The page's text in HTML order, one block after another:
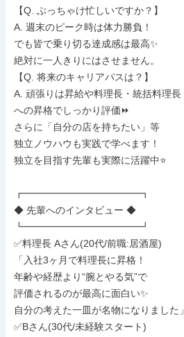
【Q. ぶっちゃけ忙しいですか？】
A. 週末のピーク時は体力勝負！
でも皆で乗り切る達成感は最高✨
絶対に一人きりにはさせません。
【Q. 将来のキャリアパスは？】
A. 頑張りは昇給や料理長・統括料理長
への昇格でしっかり評価⏩
さらに「自分の店を持ちたい」等
独立ノウハウも実践で学べます！
独立を目指す先輩も実際に活躍中⭐
┏━━━━━━━━━━━━┓
◆ 先輩へのインタビュー ◆
┗━━━━━━━━━━━━┛
✅料理長 Aさん(20代/前職:居酒屋)
「入社3ヶ月で料理長に昇格！
年齢や経歴より“腕とやる気”で
評価されるのが最高に面白い✨
自分の考えた一皿が名物になりました」
✅Bさん(30代/未経験スタート)